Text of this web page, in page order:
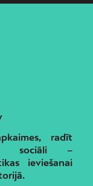
radīt
sociāli –
ieviešanai